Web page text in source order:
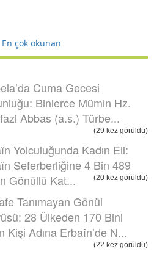
En çok okunan
Cuma Gecesi
Binlerce Mümin Hz.
Abbas (a.s.) Türbe...
(29 kez görüldü)
Yolculuğunda Kadın Eli:
Seferberliğine 4 Bin 489
Gönüllü Kat...
(20 kez görüldü)
Tanımayan Gönül
28 Ülkeden 170 Bini
Kişi Adına Erbaîn’de N...
(22 kez görüldü)